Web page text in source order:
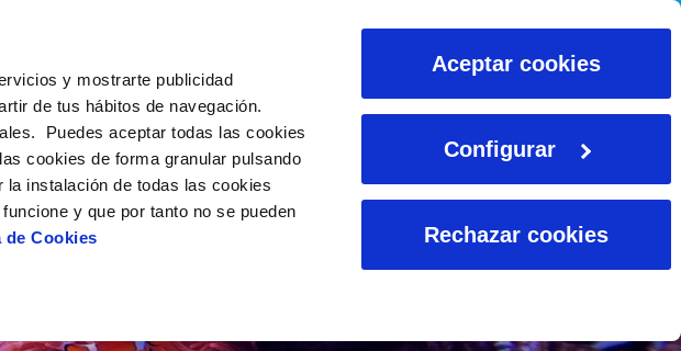
y mostrarte publicidad
de tus hábitos de navegación.
Puedes aceptar todas las cookies
cookies de forma granular pulsando
la instalación de todas las cookies
y que por tanto no se pueden
de Cookies
Aceptar cookies
Configurar
Rechazar cookies